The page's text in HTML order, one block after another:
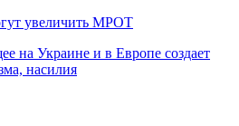
увеличить МРОТ
на Украине и в Европе создает
насилия